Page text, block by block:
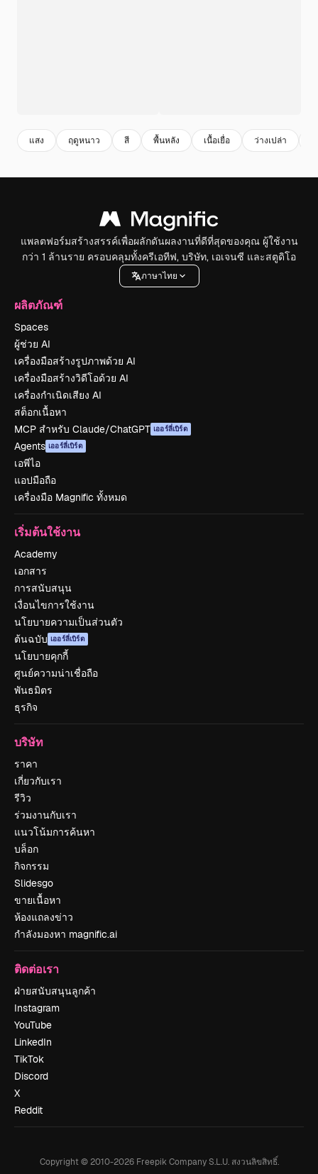
แสง ฤดูหนาว สี พื้นหลัง เนื้อเยื่อ ว่างเปล่า
แพลตฟอร์มสร้างสรรค์เพื่อผลักดันผลงานที่ดีที่สุดของคุณ ผู้ใช้งาน
กว่า 1 ล้านราย ครอบคลุมทั้งครีเอทีฟ, บริษัท, เอเจนซี และสตูดิโอ
ภาษาไทย
ผลิตภัณฑ์
Spaces
ผู้ช่วย AI
เครื่องมือสร้างรูปภาพด้วย AI
เครื่องมือสร้างวิดีโอด้วย AI
เครื่องกำเนิดเสียง AI
สต็อกเนื้อหา
MCP สำหรับ Claude/ChatGPT เออร์ลี่เบิร์ด
Agents เออร์ลี่เบิร์ด
เอพีไอ
แอปมือถือ
เครื่องมือ Magnific ทั้งหมด
เริ่มต้นใช้งาน
Academy
เอกสาร
การสนับสนุน
เงื่อนไขการใช้งาน
นโยบายความเป็นส่วนตัว
ต้นฉบับ เออร์ลี่เบิร์ด
นโยบายคุกกี้
ศูนย์ความน่าเชื่อถือ
พันธมิตร
ธุรกิจ
บริษัท
ราคา
เกี่ยวกับเรา
รีวิว
ร่วมงานกับเรา
แนวโน้มการค้นหา
บล็อก
กิจกรรม
Slidesgo
ขายเนื้อหา
ห้องแถลงข่าว
กำลังมองหา magnific.ai
ติดต่อเรา
ฝ่ายสนับสนุนลูกค้า
Instagram
YouTube
LinkedIn
TikTok
Discord
X
Reddit
Copyright © 2010-2026Freepik Company S.L.U. สงวนลิขสิทธิ์.